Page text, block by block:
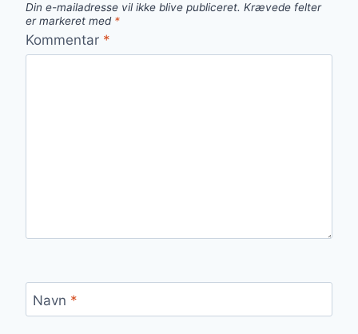
Din e-mailadresse vil ikke blive publiceret. Krævede felter
er markeret med *
Kommentar *
Navn *